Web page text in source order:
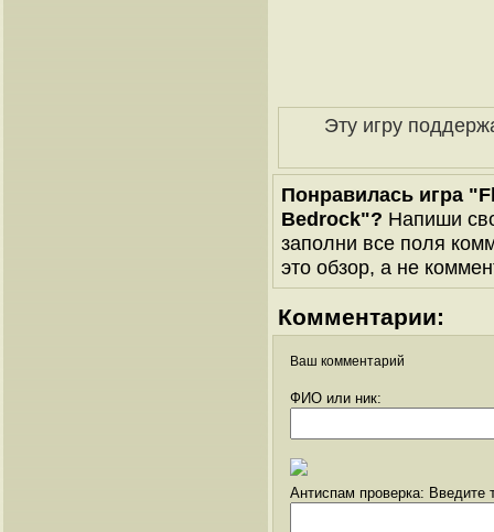
Эту игру
Понравилась игра
Bedrock"? Напиши
заполни все поля
это обзор, а не
Комментарии:
Ваш комментарий
ФИО или ник:
Антиспам проверка: Введите